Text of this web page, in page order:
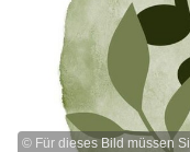
© Für dieses Bild müssen